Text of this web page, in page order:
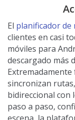
El planificador de
clientes en casi
móviles para
descargado más
Extremadamente
sincronizan
bidireccional con
paso a paso,